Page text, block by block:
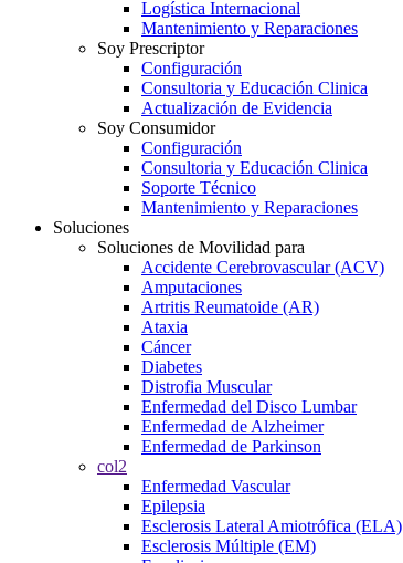
Logística Internacional
Mantenimiento y Reparaciones
Soy Prescriptor
Configuración
Consultoria y Educación Clinica
Actualización de Evidencia
Soy Consumidor
Configuración
Consultoria y Educación Clinica
Soporte Técnico
Mantenimiento y Reparaciones
Soluciones
Soluciones de Movilidad para
Accidente Cerebrovascular (ACV)
Amputaciones
Artritis Reumatoide (AR)
Ataxia
Cáncer
Diabetes
Distrofia Muscular
Enfermedad del Disco Lumbar
Enfermedad de Alzheimer
Enfermedad de Parkinson
col2
Enfermedad Vascular
Epilepsia
Esclerosis Lateral Amiotrófica (ELA)
Esclerosis Múltiple (EM)